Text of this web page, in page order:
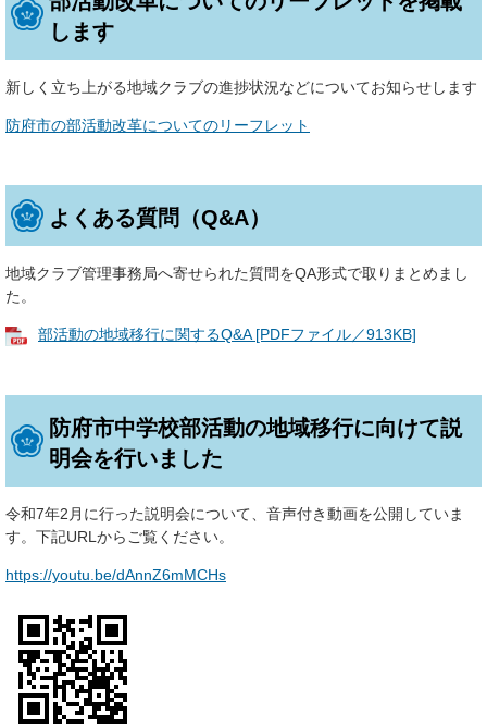
します
新しく立ち上がる地域クラブの進捗状況などについてお知らせします
防府市の部活動改革についてのリーフレット
よくある質問（Q&A）
地域クラブ管理事務局へ寄せられた質問をQA形式で取りまとめまし
た。
部活動の地域移行に関するQ&A [PDFファイル／913KB]
防府市中学校部活動の地域移行に向けて説
明会を行いました
令和7年2月に行った説明会について、音声付き動画を公開していま
す。下記URLからご覧ください。
https://youtu.be/dAnnZ6mMCHs